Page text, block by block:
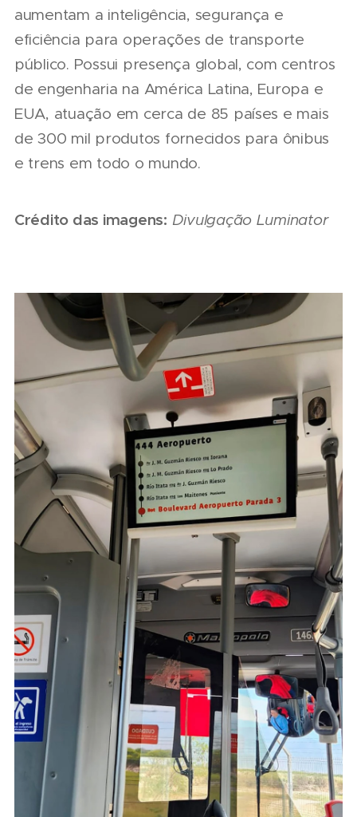
aumentam a inteligência, segurança e
eficiência para operações de transporte
público. Possui presença global, com centros
de engenharia na América Latina, Europa e
EUA, atuação em cerca de 85 países e mais
de 300 mil produtos fornecidos para ônibus
e trens em todo o mundo.
Crédito das imagens: Divulgação Luminator